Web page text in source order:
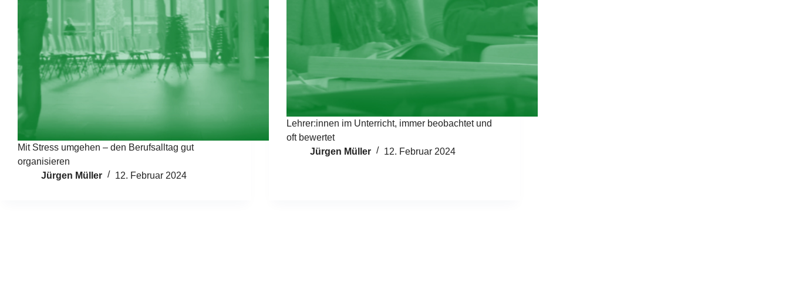
Mit Stress umgehen – den Berufsalltag gut
organisieren
Jürgen Müller
12. Februar 2024
Lehrer:innen im Unterricht, immer beobachtet und
oft bewertet
Jürgen Müller
12. Februar 2024